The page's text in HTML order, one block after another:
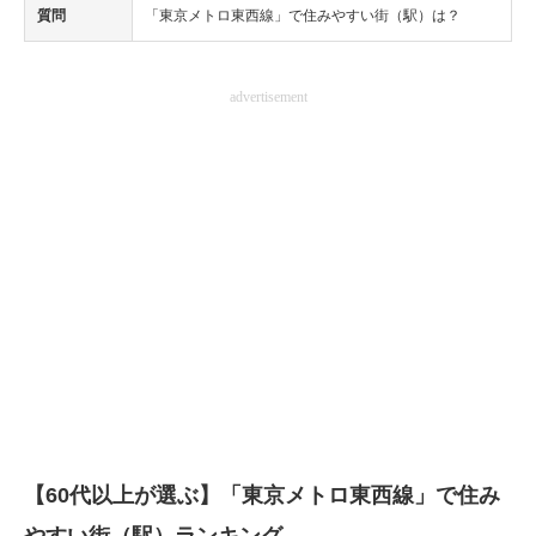
質問 「東京メトロ東西線」で住みやすい街（駅）は？
advertisement
【60代以上が選ぶ】「東京メトロ東西線」で住み